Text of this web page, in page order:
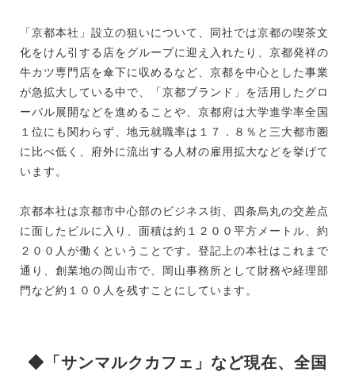
「京都本社」設立の狙いについて、同社では京都の喫茶文
化をけん引する店をグループに迎え入れたり、京都発祥の
牛カツ専門店を傘下に収めるなど、京都を中心とした事業
が急拡大している中で、「京都ブランド」を活用したグロ
ーバル展開などを進めることや、京都府は大学進学率全国
１位にも関わらず、地元就職率は１７．８％と三大都市圏
に比べ低く、府外に流出する人材の雇用拡大などを挙げて
います。
京都本社は京都市中心部のビジネス街、四条烏丸の交差点
に面したビルに入り、面積は約１２００平方メートル、約
２００人が働くということです。登記上の本社はこれまで
通り、創業地の岡山市で、岡山事務所として財務や経理部
門など約１００人を残すことにしています。
◆「サンマルクカフェ」など現在、全国